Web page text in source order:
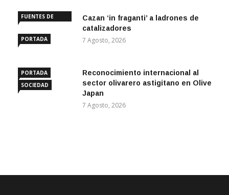
FUENTES DE
PORTADA
Cazan ‘in fraganti’ a ladrones de
catalizadores
7 Agosto, 2026
PORTADA
SOCIEDAD
Reconocimiento internacional al
sector olivarero astigitano en Olive
Japan
7 Agosto, 2026